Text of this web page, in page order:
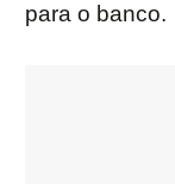
para o banco.